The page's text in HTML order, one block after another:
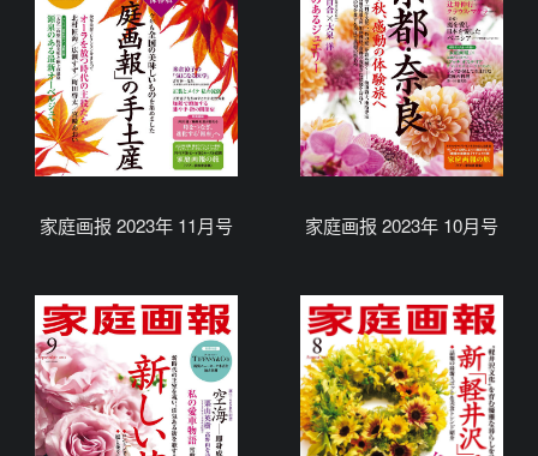
家庭画报 2023年 11月号 家庭画报 2023年 10月号